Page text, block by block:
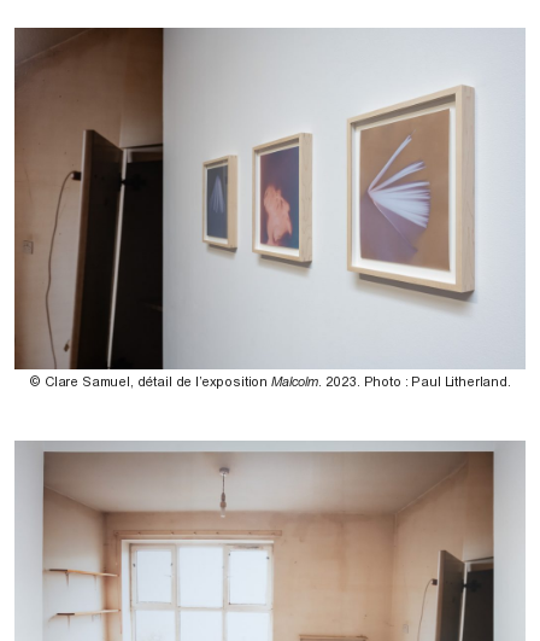
© Clare Samuel, détail de l’exposition Malcolm. 2023. Photo : Paul Litherland.